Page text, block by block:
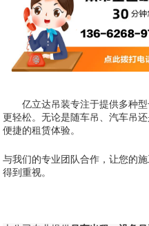
亿立达吊装专注于提供多种型
更轻松。无论是随车吊、汽车吊
便捷的租赁体验。
与我们的专业团队合作，让您的
得到重视。